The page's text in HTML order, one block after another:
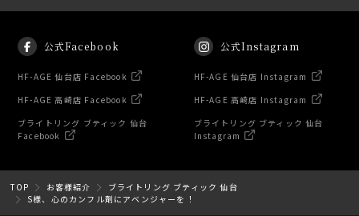
公式Facebook
HF-AGE 仙台店 Facebook
HF-AGE 高崎店 Facebook
ブライトリング ブティック 仙台
Facebook
公式Instagram
HF-AGE 仙台店 Instagram
HF-AGE 高崎店 Instagram
ブライトリング ブティック 仙台
Instagram
TOP お客様紹介
ブライトリング ブティック 仙台
S様、心のカンフル剤にアベンジャーを！